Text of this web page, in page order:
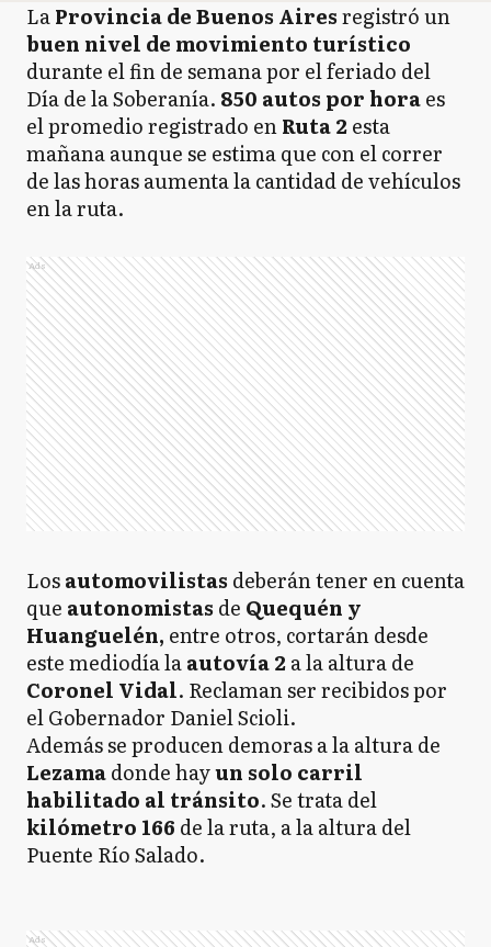
LaProvincia de Buenos Airesregistró un
buen nivel de movimiento turístico
durante el fin de semana por el feriado del
Día de la Soberanía. 850 autos por horaes
el promedio registrado enRuta 2esta
mañana aunque se estima que con el correr
de las horas aumenta la cantidad de vehículos
en la ruta.
Ads
Losautomovilistas deberán tener en cuenta
que autonomistas de Quequén y
Huanguelén, entre otros, cortarán desde
este mediodía laautovía 2a la altura de
Coronel Vidal. Reclaman ser recibidos por
el Gobernador Daniel Scioli.
Además se producen demoras a la altura de
Lezamadonde hayun solo carril
habilitado al tránsito. Se trata del
kilómetro 166 de la ruta, a la altura del
Puente Río Salado.
Ads